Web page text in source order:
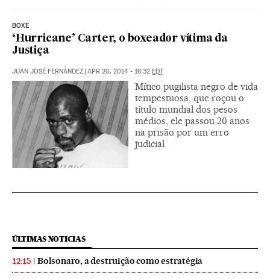
BOXE
‘Hurricane’ Carter, o boxeador vítima da
Justiça
JUAN JOSÉ FERNÁNDEZ APR 20, 2014 - 16:32 EDT
Mítico pugilista negro de vida
tempestuosa, que roçou o
título mundial dos pesos
médios, ele passou 20 anos
na prisão por um erro
judicial
ÚLTIMAS NOTICIAS
12:15 Bolsonaro, a destruição como estratégia